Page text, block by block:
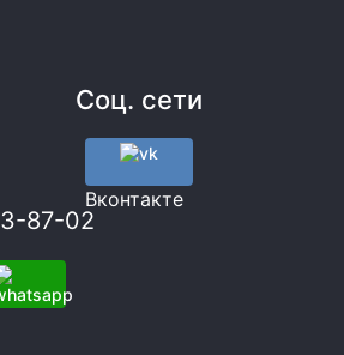
87-02
Соц. сети
Вконтакте